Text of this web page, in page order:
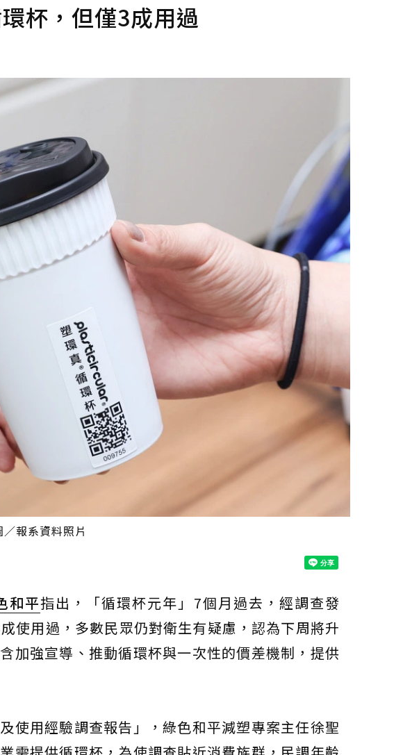
杯，但僅3成用過
報系資料照片
和平指出，「循環杯元年」7個月過去，經調查發
使用過，多數民眾仍對衛生有疑慮，認為下周將升
加強宣導、推動循環杯與一次性的價差機制，提供
使用經驗調查報告」，綠色和平減塑專案主任徐聖